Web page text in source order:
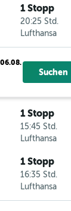
1 Stopp
20:25 Std.
Lufthansa
Suchen
1 Stopp
15:45 Std.
Lufthansa
1 Stopp
16:35 Std.
Lufthansa